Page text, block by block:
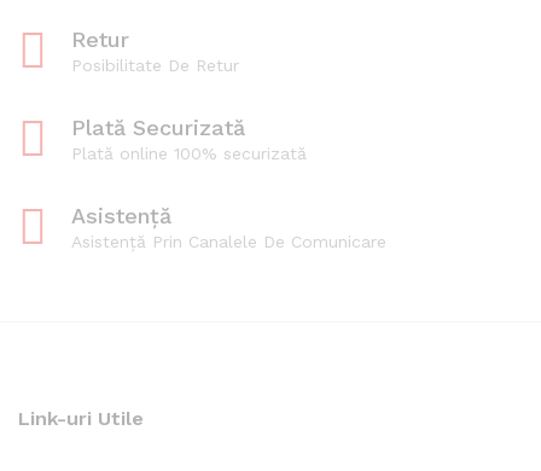
Retur
Posibilitate De Retur
Plată Securizată
Plată online 100% securizată
Asistență
Asistență Prin Canalele De Comunicare
Link-uri Utile